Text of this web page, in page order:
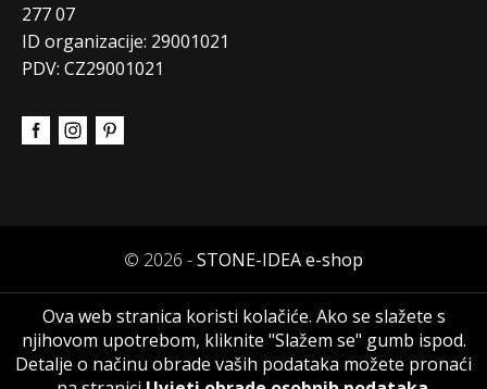
277 07
ID organizacije: 29001021
PDV: CZ29001021
© 2026 -STONE-IDEA e-shop
Ova web stranica koristi kolačiće. Ako se slažete s
njihovom upotrebom, kliknite "Slažem se" gumb ispod.
Detalje o načinu obrade vaših podataka možete pronaći